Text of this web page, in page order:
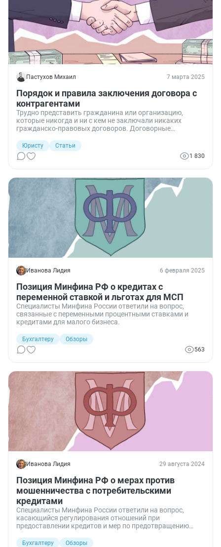
Пастухов Михаил 7 марта 2025
Порядок и правила заключения договора с
контрагентами
Трудно представить гражданина или организацию,
которые никогда и ни с кем не заключали никаких
гражданско-правовых договоров. Договорные
жизни. Подавляющее большинство сделок — это двух-
или многосторонние договоры, которые предполагают
наличие контрагентов. Рассмотрим порядок и правила
Юристу
Статьи
1 830
Иванова Лидия 6 февраля 2025
Позиция Минфина РФ о кредитах с
переменной ставкой и льготах для МСП
Специалисты Минфина России ответили на вопрос,
связанные с переменными процентными ставками и
кредитами для малого бизнеса.
Бухгалтеру
Обзоры
563
Иванова Лидия 29 августа 2024
Позиция Минфина РФ о мерах против
мошенничества с потребительскими
кредитами
Специалисты Минфина России ответили на вопрос,
касающийся регулирования отношений при
предоставлении кредитов и мер по предотвращению
Бухгалтеру
Обзоры